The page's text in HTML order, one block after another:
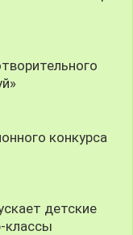
конкурса
детские
классы